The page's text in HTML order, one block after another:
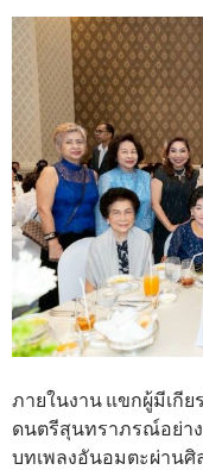
ภายในงาน แขกผู้มีเกี
ดนตรีสุนทราภรณ์อย่าง
บทเพลงอันอมตะผ่าน